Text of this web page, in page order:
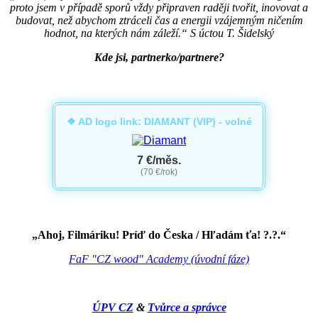
proto jsem v případě sporů vždy připraven raději tvořit, inovovat a
budovat, než abychom ztráceli čas a energii vzájemným ničením
hodnot, na kterých nám záleží.“ S úctou T. Šidelský
Kde jsi, partnerko/partnere?
❖ AD logo link: DIAMANT (VIP) - volné
7 €/měs.
(70 €/rok)
„Ahoj, Filmáriku! Príď do Česka / Hľadám ťa! ?.?.“
FaF "CZ wood" Academy (úvodní fáze)
ÚPV CZ & Tvůrce a správce